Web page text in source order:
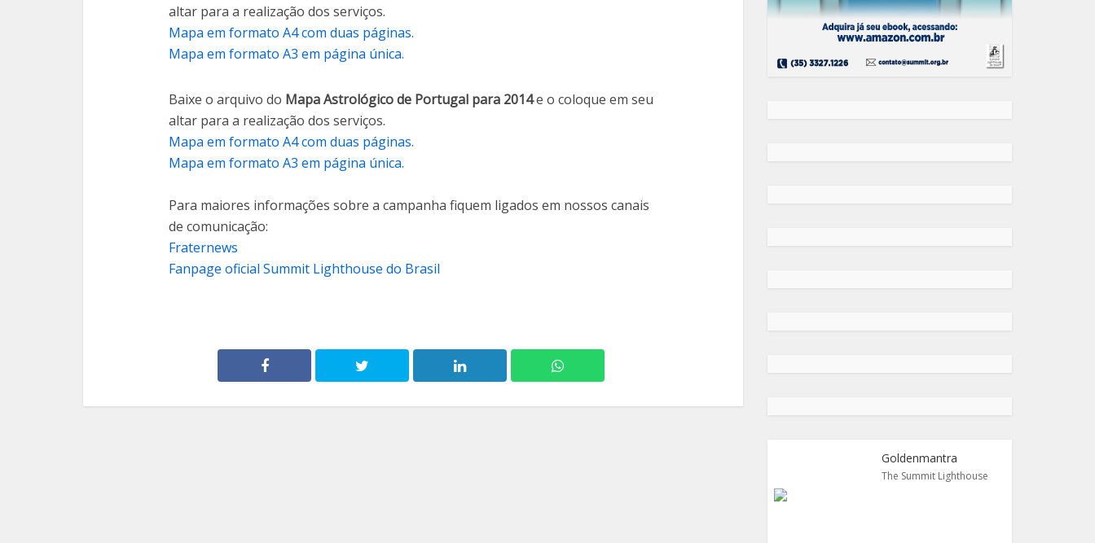
altar para a realização dos serviços.
Mapa em formato A4 com duas páginas.
Mapa em formato A3 em página única.
Baixe o arquivo do Mapa Astrológico de Portugal para 2014e o coloque em seu
altar para a realização dos serviços.
Mapa em formato A4 com duas páginas.
Mapa em formato A3 em página única.
Para maiores informações sobre a campanha fiquem ligados em nossos canais
de comunicação:
Fraternews
Fanpage oficial Summit Lighthouse do Brasil
Goldenmantra
The Summit Lighthouse